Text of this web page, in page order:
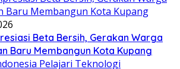
Beta Bersih, Gerakan Warga
Baru Membangun Kota Kupang